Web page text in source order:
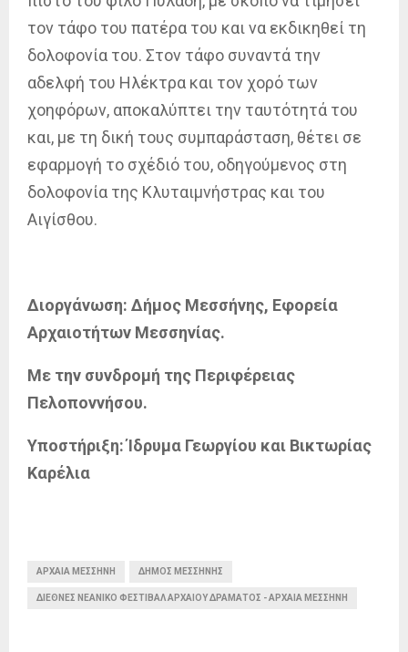
τον τάφο του πατέρα του και να εκδικηθεί τη
δολοφονία του. Στον τάφο συναντά την
αδελφή του Ηλέκτρα και τον χορό των
χοηφόρων, αποκαλύπτει την ταυτότητά του
και, με τη δική τους συμπαράσταση, θέτει σε
εφαρμογή το σχέδιό του, οδηγούμενος στη
δολοφονία της Κλυταιμνήστρας και του
Αιγίσθου.
Διοργάνωση: Δήμος Μεσσήνης, Εφορεία
Αρχαιοτήτων Μεσσηνίας.
Με την συνδρομή της Περιφέρειας
Πελοποννήσου.
Υποστήριξη: Ίδρυμα Γεωργίου και Βικτωρίας
Καρέλια
ΑΡΧΑΙΑ ΜΕΣΣΗΝΗ ΔΉΜΟΣ ΜΕΣΣΉΝΗΣ
ΔΙΕΘΝΈΣ ΝΕΑΝΙΚΌ ΦΕΣΤΙΒΆΛ ΑΡΧΑΊΟΥ ΔΡΆΜΑΤΟΣ - ΑΡΧΑΊΑ ΜΕΣΣΉΝΗ